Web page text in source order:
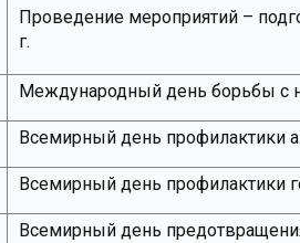
Проведение мероприятий –
г.
Международный день борьбы с
Всемирный день профилактики
Всемирный день профилактики
Всемирный день